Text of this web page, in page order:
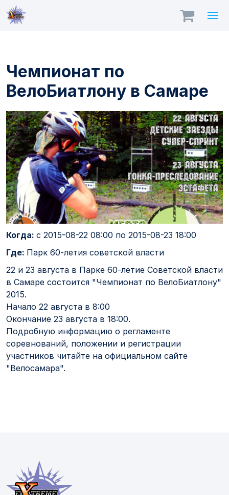
Чемпионат по
ВелоБиатлону в Самаре
Когда: с 2015-08-22 08:00 по 2015-08-23 18:00
Где: Парк 60-летия советской власти
22 и 23 августа в Парке 60-летие Советской власти
в Самаре состоится "Чемпионат по ВелоБиатлону"
2015.
Начало 22 августа в 8:00
Окончание 23 августа в 18:00.
Подробную информацию о регламенте
соревнований, положении и регистрации
участников читайте на официальном сайте
"Велосамара".